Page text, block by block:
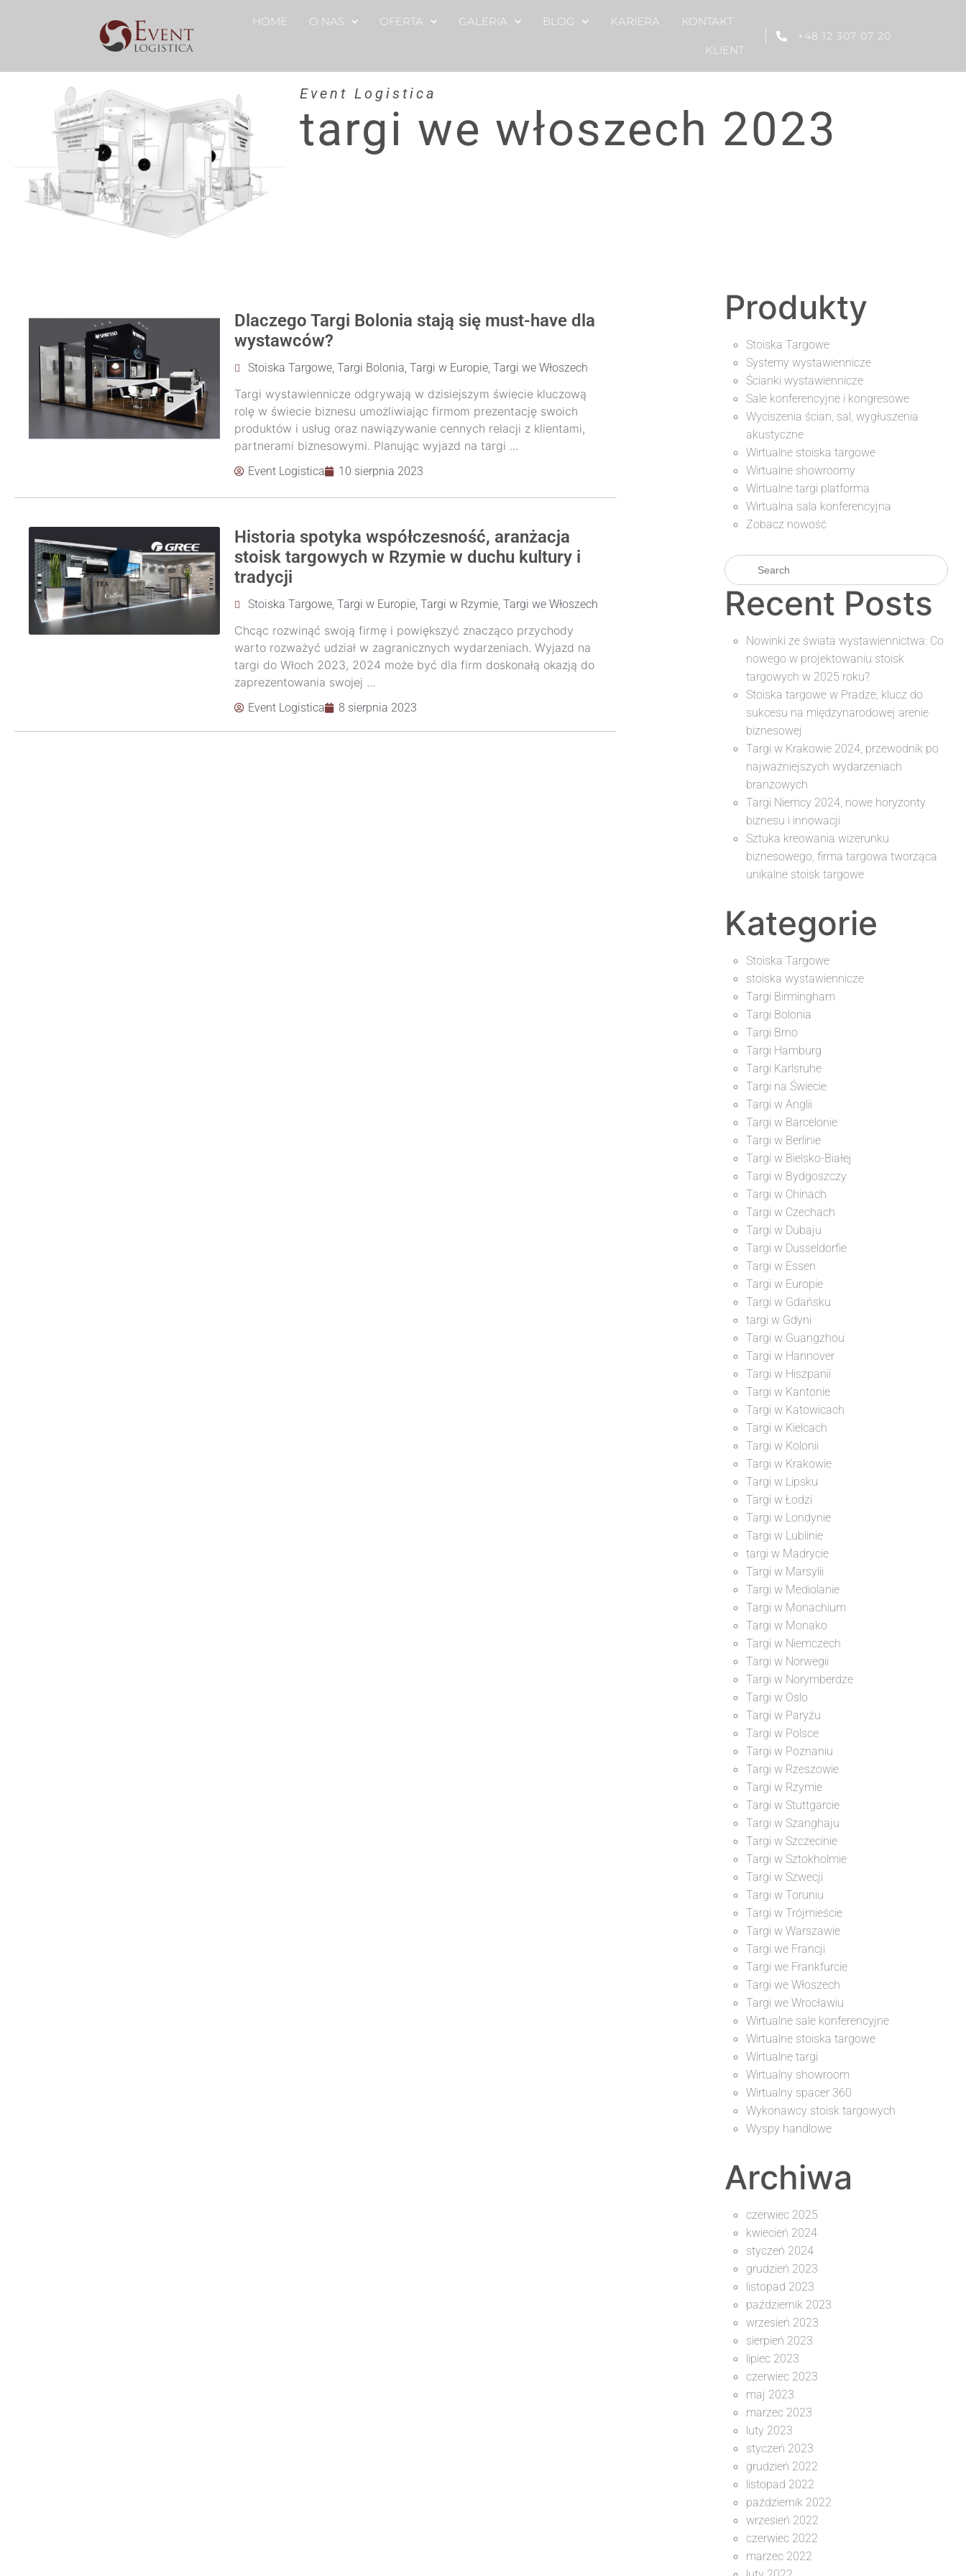
HOME O NAS OFERTA GALERIA BLOG KARIERA KONTAKT
KLIENT
+48 12 307 07 20
Event Logistica
targi we włoszech 2023
Dlaczego Targi Bolonia stają się must-have dla
wystawców?
Stoiska Targowe,Targi Bolonia,Targi w Europie,Targi we Włoszech
Targi wystawiennicze odgrywają w dzisiejszym świecie kluczową
rolę w świecie biznesu umożliwiając firmom prezentację swoich
produktów i usług oraz nawiązywanie cennych relacji z klientami,
partnerami biznesowymi. Planując wyjazd na targi ...
Event Logistica 10 sierpnia 2023
Historia spotyka współczesność, aranżacja
stoisk targowych w Rzymie w duchu kultury i
tradycji
Stoiska Targowe,Targi w Europie,Targi w Rzymie,Targi we Włoszech
Chcąc rozwinąć swoją firmę i powiększyć znacząco przychody
warto rozważyć udział w zagranicznych wydarzeniach. Wyjazd na
targi do Włoch 2023, 2024 może być dla firm doskonałą okazją do
zaprezentowania swojej ...
Event Logistica 8 sierpnia 2023
Produkty
Stoiska Targowe
Systemy wystawiennicze
Ścianki wystawiennicze
Sale konferencyjne i kongresowe
Wyciszenia ścian, sal, wygłuszenia
akustyczne
Wirtualne stoiska targowe
Wirtualne showroomy
Wirtualne targi platforma
Wirtualna sala konferencyjna
Zobacz nowość
Recent Posts
Nowinki ze świata wystawiennictwa: Co
nowego w projektowaniu stoisk
targowych w 2025 roku?
Stoiska targowe w Pradze, klucz do
sukcesu na międzynarodowej arenie
biznesowej
Targi w Krakowie 2024, przewodnik po
najważniejszych wydarzeniach
branżowych
Targi Niemcy 2024, nowe horyzonty
biznesu i innowacji
Sztuka kreowania wizerunku
biznesowego, firma targowa tworząca
unikalne stoisk targowe
Kategorie
Stoiska Targowe
stoiska wystawiennicze
Targi Birmingham
Targi Bolonia
Targi Brno
Targi Hamburg
Targi Karlsruhe
Targi na Świecie
Targi w Anglii
Targi w Barcelonie
Targi w Berlinie
Targi w Bielsko-Białej
Targi w Bydgoszczy
Targi w Chinach
Targi w Czechach
Targi w Dubaju
Targi w Dusseldorfie
Targi w Essen
Targi w Europie
Targi w Gdańsku
targi w Gdyni
Targi w Guangzhou
Targi w Hannover
Targi w Hiszpanii
Targi w Kantonie
Targi w Katowicach
Targi w Kielcach
Targi w Kolonii
Targi w Krakowie
Targi w Lipsku
Targi w Łodzi
Targi w Londynie
Targi w Lublinie
targi w Madrycie
Targi w Marsylii
Targi w Mediolanie
Targi w Monachium
Targi w Monako
Targi w Niemczech
Targi w Norwegii
Targi w Norymberdze
Targi w Oslo
Targi w Paryżu
Targi w Polsce
Targi w Poznaniu
Targi w Rzeszowie
Targi w Rzymie
Targi w Stuttgarcie
Targi w Szanghaju
Targi w Szczecinie
Targi w Sztokholmie
Targi w Szwecji
Targi w Toruniu
Targi w Trójmieście
Targi w Warszawie
Targi we Francji
Targi we Frankfurcie
Targi we Włoszech
Targi we Wrocławiu
Wirtualne sale konferencyjne
Wirtualne stoiska targowe
Wirtualne targi
Wirtualny showroom
Wirtualny spacer 360
Wykonawcy stoisk targowych
Wyspy handlowe
Archiwa
czerwiec 2025
kwiecień 2024
styczeń 2024
grudzień 2023
listopad 2023
październik 2023
wrzesień 2023
sierpień 2023
lipiec 2023
czerwiec 2023
maj 2023
marzec 2023
luty 2023
styczeń 2023
grudzień 2022
listopad 2022
październik 2022
wrzesień 2022
czerwiec 2022
marzec 2022